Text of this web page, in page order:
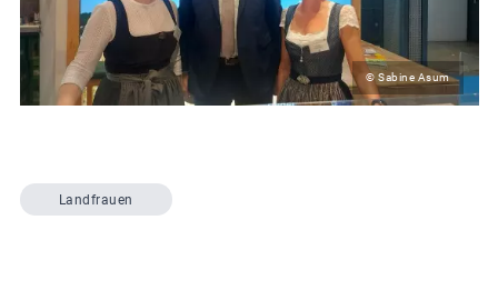
© Sabine Asum
Landfrauen